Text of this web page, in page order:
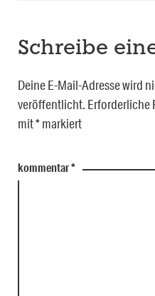
Schreibe
Deine E-Mail-Adresse wird
veröffentlicht. Erforderliche
mit*markiert
kommentar*